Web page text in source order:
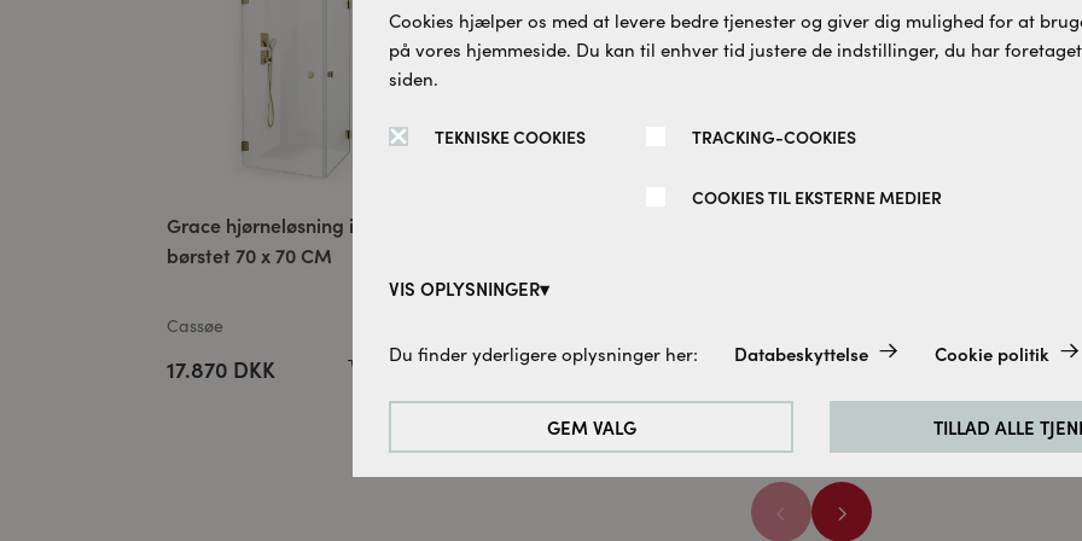
Cookies hjælper os med at levere bedre tjenester og giver dig mulighed for at
på vores hjemmeside. Du kan til enhver tid justere de indstillinger, du har
siden.
TEKNISKE COOKIES TRACKING-COOKIES
COOKIES TIL EKSTERNE MEDIER
VIS OPLYSNINGER
Tekniske cookies:
Disse cookies er altid aktiveret, da de er absolut nødvendige for de
denne hjemmeside.
Tracking-cookies:
For løbende at forbedre vores hjemmeside analyserer vi de besøgendes adfærd.
bruger vi sporingscookies til Google Analytics (delvist via Google Tag Manager).
Du finder yderligere oplysninger her: Databeskyttelse Cookie politik
GEM VALG TILLAD ALLE
Grace hjørneløsning isglas
børstet 70 x 70 CM
Cassøe
17.870 DKK
ramme 98,5 x 98,5 CM
12.870 DKK 8.870 DKK